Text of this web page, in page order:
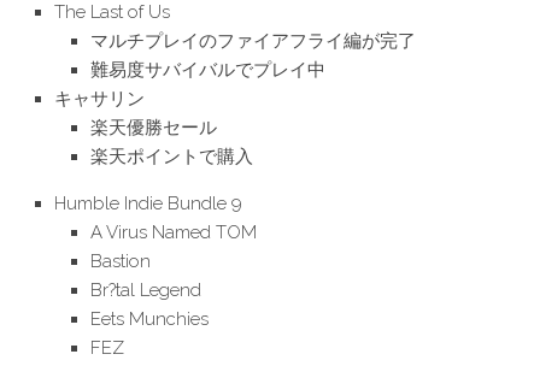
The Last of Us
マルチプレイのファイアフライ編が完了
難易度サバイバルでプレイ中
キャサリン
楽天優勝セール
楽天ポイントで購入
Humble Indie Bundle 9
A Virus Named TOM
Bastion
Br?tal Legend
Eets Munchies
FEZ